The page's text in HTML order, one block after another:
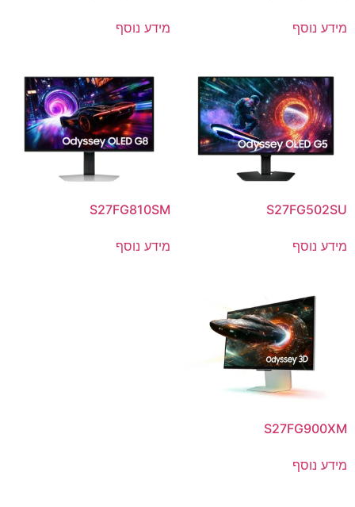
מידע נוסף מידע נוסף
S27FG502SU
מידע נוסף
S27FG810SM
מידע נוסף
S27FG900XM
מידע נוסף